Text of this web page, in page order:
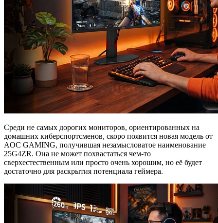
Среди не самых дорогих мониторов, ориентированных на
домашних киберспортсменов, скоро появится новая модель от
AOC GAMING, получившая незамысловатое наименование
25G4ZR. Она не может похвастаться чем-то
сверхестественным или просто очень хорошим, но её будет
достаточно для раскрытия потенциала геймера.